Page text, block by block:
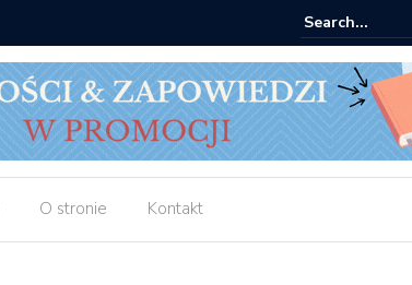
Empik: 2 książki za 30 zł
O stronie Kontakt